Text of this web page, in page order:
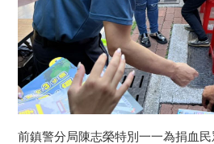
前鎮警分局陳志榮特別一一為捐血民